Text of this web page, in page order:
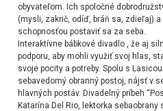
obyvateľom. Ich spoločné
(mysli, zakrič, odíď, bráň sa, zdieľaj)
schopnosťou postaviť sa za seba.
Interaktívne bábkové divadlo , že aj
podporu, aby mohli využiť svoj hlas,
svoje pocity a potreby. Spolu s
sebavedomý obranný postoj, nájsť v
hlavných postáv. Divadelný príbeh
Katarína Del Rio, lektorka